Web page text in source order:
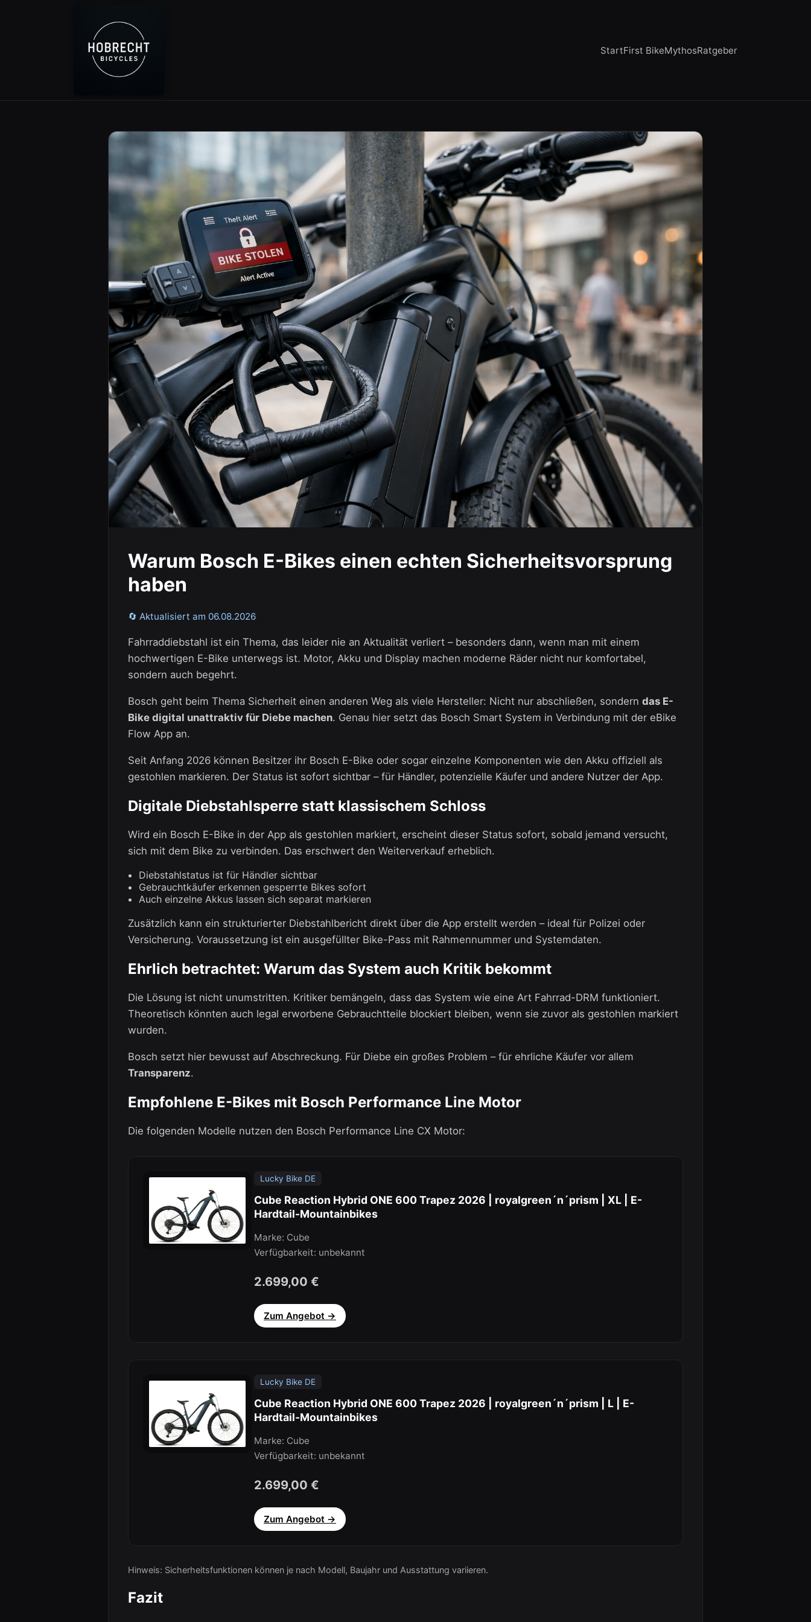
StartFirst BikeMythosRatgeber
Warum Bosch E-Bikes einen echten Sicherheitsvorsprung
haben
🔄 Aktualisiert am 06.08.2026
Fahrraddiebstahl ist ein Thema, das leider nie an Aktualität verliert – besonders dann, wenn man mit einem
hochwertigen E-Bike unterwegs ist. Motor, Akku und Display machen moderne Räder nicht nur komfortabel,
sondern auch begehrt.
Bosch geht beim Thema Sicherheit einen anderen Weg als viele Hersteller: Nicht nur abschließen, sondern das E-
Bike digital unattraktiv für Diebe machen. Genau hier setzt das Bosch Smart System in Verbindung mit der eBike
Flow App an.
Seit Anfang 2026 können Besitzer ihr Bosch E-Bike oder sogar einzelne Komponenten wie den Akku offiziell als
gestohlen markieren. Der Status ist sofort sichtbar – für Händler, potenzielle Käufer und andere Nutzer der App.
Digitale Diebstahlsperre statt klassischem Schloss
Wird ein Bosch E-Bike in der App als gestohlen markiert, erscheint dieser Status sofort, sobald jemand versucht,
sich mit dem Bike zu verbinden. Das erschwert den Weiterverkauf erheblich.
Diebstahlstatus ist für Händler sichtbar
Gebrauchtkäufer erkennen gesperrte Bikes sofort
Auch einzelne Akkus lassen sich separat markieren
Zusätzlich kann ein strukturierter Diebstahlbericht direkt über die App erstellt werden – ideal für Polizei oder
Versicherung. Voraussetzung ist ein ausgefüllter Bike-Pass mit Rahmennummer und Systemdaten.
Ehrlich betrachtet: Warum das System auch Kritik bekommt
Die Lösung ist nicht unumstritten. Kritiker bemängeln, dass das System wie eine Art Fahrrad-DRM funktioniert.
Theoretisch könnten auch legal erworbene Gebrauchtteile blockiert bleiben, wenn sie zuvor als gestohlen markiert
wurden.
Bosch setzt hier bewusst auf Abschreckung. Für Diebe ein großes Problem – für ehrliche Käufer vor allem
Transparenz.
Empfohlene E-Bikes mit Bosch Performance Line Motor
Die folgenden Modelle nutzen den Bosch Performance Line CX Motor:
Lucky Bike DE
Cube Reaction Hybrid ONE 600 Trapez 2026 | royalgreen´n´prism | XL | E-
Hardtail-Mountainbikes
Marke: Cube
Verfügbarkeit: unbekannt
2.699,00 €
Zum Angebot →
Lucky Bike DE
Cube Reaction Hybrid ONE 600 Trapez 2026 | royalgreen´n´prism | L | E-
Hardtail-Mountainbikes
Marke: Cube
Verfügbarkeit: unbekannt
2.699,00 €
Zum Angebot →
Hinweis: Sicherheitsfunktionen können je nach Modell, Baujahr und Ausstattung variieren.
Fazit